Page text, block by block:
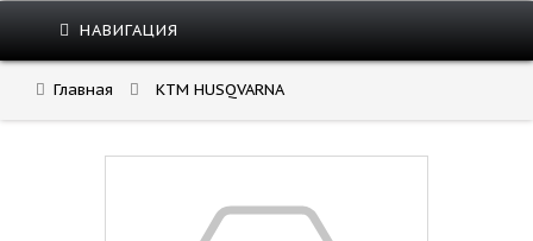
НАВИГАЦИЯ
Главная KTM HUSQVARNA